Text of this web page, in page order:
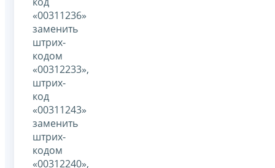
«00311236»
заменить
штрих-
кодом
«00312233»,
штрих-
код
«00311243»
заменить
штрих-
кодом
«00312240»,